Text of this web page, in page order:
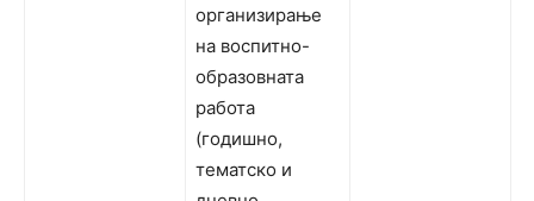
организирање
на воспитно-
образовната
работа
(годишно,
тематско и